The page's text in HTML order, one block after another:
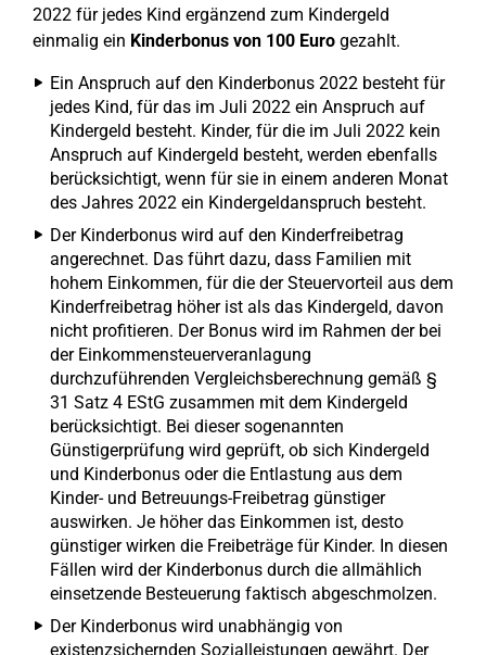
2022 für jedes Kind ergänzend zum Kindergeld
einmalig ein Kinderbonus von 100 Euro gezahlt.
Ein Anspruch auf den Kinderbonus 2022 besteht für
jedes Kind, für das im Juli 2022 ein Anspruch auf
Kindergeld besteht. Kinder, für die im Juli 2022 kein
Anspruch auf Kindergeld besteht, werden ebenfalls
berücksichtigt, wenn für sie in einem anderen Monat
des Jahres 2022 ein Kindergeldanspruch besteht.
Der Kinderbonus wird auf den Kinderfreibetrag
angerechnet. Das führt dazu, dass Familien mit
hohem Einkommen, für die der Steuervorteil aus dem
Kinderfreibetrag höher ist als das Kindergeld, davon
nicht profitieren. Der Bonus wird im Rahmen der bei
der Einkommensteuerveranlagung
durchzuführenden Vergleichsberechnung gemäß §
31 Satz 4 EStG zusammen mit dem Kindergeld
berücksichtigt. Bei dieser sogenannten
Günstigerprüfung wird geprüft, ob sich Kindergeld
und Kinderbonus oder die Entlastung aus dem
Kinder- und Betreuungs-Freibetrag günstiger
auswirken. Je höher das Einkommen ist, desto
günstiger wirken die Freibeträge für Kinder. In diesen
Fällen wird der Kinderbonus durch die allmählich
einsetzende Besteuerung faktisch abgeschmolzen.
Der Kinderbonus wird unabhängig von
existenzsichernden Sozialleistungen gewährt. Der